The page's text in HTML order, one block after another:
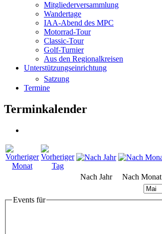
Mitgliederversammlung
Wandertage
IAA-Abend des MPC
Motorrad-Tour
Classic-Tour
Golf-Turnier
Aus den Regionalkreisen
Unterstützungseinrichtung
Satzung
Termine
Terminkalender
Nach Jahr Nach Monat
Events für